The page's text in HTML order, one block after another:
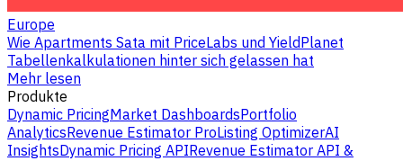
Europe
Wie Apartments Sata mit PriceLabs und YieldPlanet
Tabellenkalkulationen hinter sich gelassen hat
Mehr lesen
Produkte
Dynamic PricingMarket DashboardsPortfolio
AnalyticsRevenue Estimator ProListing OptimizerAI
InsightsDynamic Pricing APIRevenue Estimator API &